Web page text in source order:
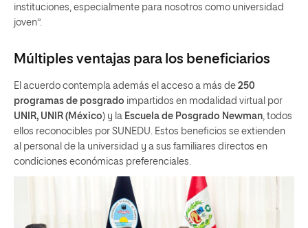
instituciones, especialmente para nosotros como universidad
joven”.
Múltiples ventajas para los beneficiarios
El acuerdo contempla además el acceso a más de 250
programas de posgrado impartidos en modalidad virtual por
UNIR, UNIR (México) y la Escuela de Posgrado Newman, todos
ellos reconocibles por SUNEDU. Estos beneficios se extienden
al personal de la universidad y a sus familiares directos en
condiciones económicas preferenciales.